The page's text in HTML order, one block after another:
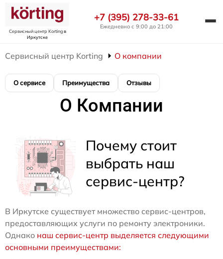
Сервисный центр Kortingв
Иркутске
+7 (395) 278-33-61
Ежедневно с 9:00 до 21:00
Сервисный центр Korting О компании
О сервисе Преимущества Отзывы
О Компании
Почему стоит
выбрать наш
сервис-центр?
В Иркутске существует множество сервис-центров,
предоставляющих услуги по ремонту электроники.
Однако наш сервис-центр выделяется следующими
основными преимуществами: